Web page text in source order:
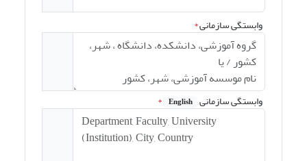
وابستگی سازمانی*
وابستگی سازمانی English
*